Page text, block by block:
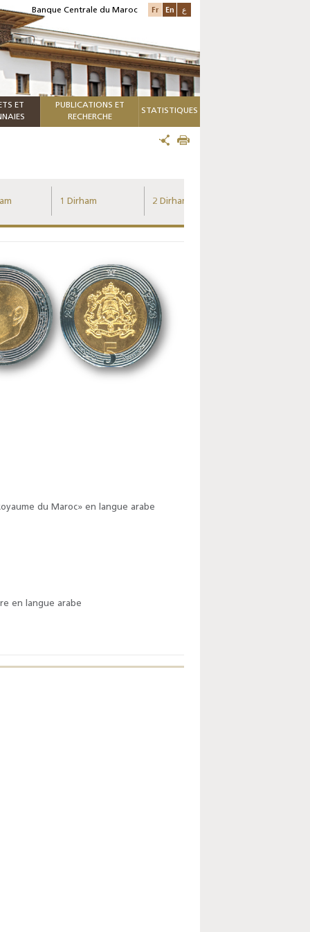
Banque Centrale du Maroc Fr En ع
ET
PUBLICATIONS ET
RECHERCHE
STATISTIQUES
1 Dirham 2 Dirhams
du Maroc» en langue arabe
en langue arabe